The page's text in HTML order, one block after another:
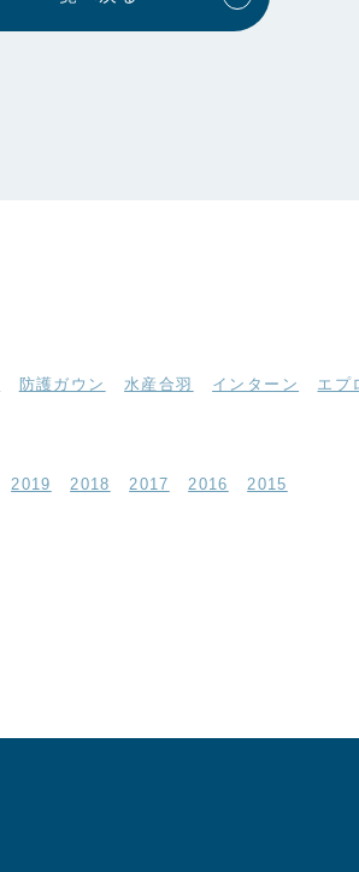
防護ガウン 水産合羽 インターン エプ
2019 2018 2017 2016 2015